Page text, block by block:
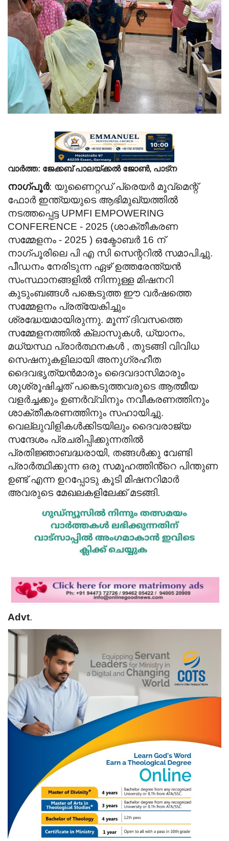
Videos
Praise & Prayers
Contact US
വാർത്ത: ജേക്കബ് പാലയ്ക്കൽ ജോൺ, പാട്ന
നാഗ്പൂർ: യുണൈറ്റഡ് പ്രെയർ മൂവ്‌മെന്റ്
ഫോർ ഇന്ത്യയുടെ ആഭിമുഖ്യത്തിൽ
നടത്തപ്പെട്ട UPMFI EMPOWERING
CONFERENCE - 2025 (ശാക്തീകരണ
സമ്മേളനം - 2025 ) ഒക്ടോബർ 16 ന്
നാഗ്പൂരിലെ പി എ സി സെന്ററിൽ സമാപിച്ചു.
പീഡനം നേരിടുന്ന ഏഴ് ഉത്തരേന്ത്യൻ
സംസ്ഥാനങ്ങളിൽ നിന്നുള്ള മിഷനറി
കുടുംബങ്ങൾ പങ്കെടുത്ത ഈ വർഷത്തെ
സമ്മേളനം പ്രത്യേകിച്ചും
ശ്രദ്ധേയമായിരുന്നു. മൂന്ന് ദിവസത്തെ
സമ്മേളനത്തിൽ ക്ലാസുകൾ, ധ്യാനം,
മധ്യസ്ഥ പ്രാർത്ഥനകൾ , തുടങ്ങി വിവിധ
സെഷനുകളിലായി അനുഗ്രഹീത
ദൈവഭൃത്യൻമാരും ദൈവദാസിമാരും
ശുശ്രൂഷിച്ചത് പങ്കെടുത്തവരുടെ ആത്മീയ
വളർച്ചക്കും ഉണർവ്വിനും നവീകരണത്തിനും
ശാക്തീകരണത്തിനും സഹായിച്ചു.
വെല്ലുവിളികൾക്കിടയിലും ദൈവരാജ്യ
സന്ദേശം പ്രചരിപ്പിക്കുന്നതിൽ
പ്രതിജ്ഞാബദ്ധരായി, തങ്ങൾക്കു വേണ്ടി
പ്രാർത്ഥിക്കുന്ന ഒരു സമൂഹത്തിൻ്റെ പിന്തുണ
ഉണ്ട് എന്ന ഉറപ്പോടു കൂടി മിഷനറിമാർ
അവരുടെ മേഖലകളിലേക്ക് മടങ്ങി.
Advt.